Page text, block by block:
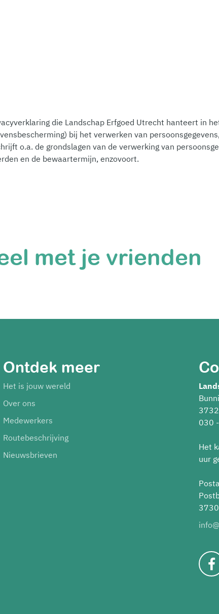
die Landschap Erfgoed Utrecht hanteert in
bij het verwerken van
o.a. de grondslagen van de verwerking van
en de bewaartermijn, enzovoort.
met je vrienden
Ontdek meer
Het is jouw wereld
Over ons
Medewerkers
Routebeschrijving
Nieuwsbrieven
030
Het
uur